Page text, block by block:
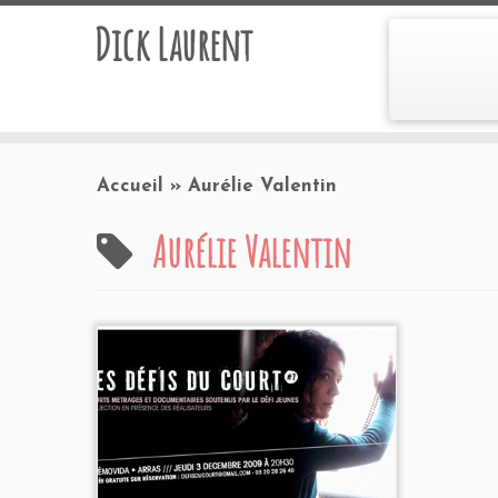
Dick Laurent
Accueil » Aurélie Valentin
Aurélie Valentin
Programmation 2009
Cinémovida
- Arras